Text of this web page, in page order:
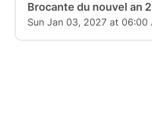
Brocante du nouvel an
Sun Jan 03, 2027 at 06:00